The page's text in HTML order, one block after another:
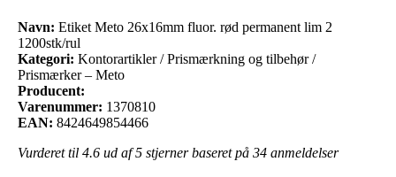
Navn: Etiket Meto 26x16mm fluor. rød permanent lim 2
1200stk/rul
Kategori: Kontorartikler / Prismærkning og tilbehør /
Prismærker – Meto
Producent:
Varenummer: 1370810
EAN: 8424649854466
Vurderet til 4.6 ud af 5 stjerner baseret på 34 anmeldelser